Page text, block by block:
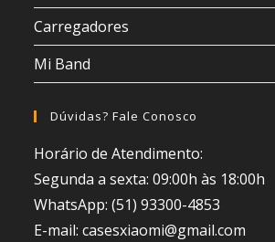
Carregadores
Mi Band
Dúvidas? Fale Conosco
Horário de Atendimento:
Segunda a sexta: 09:00h às 18:00h
WhatsApp: (51) 93300-4853
E-mail: casesxiaomi@gmail.com